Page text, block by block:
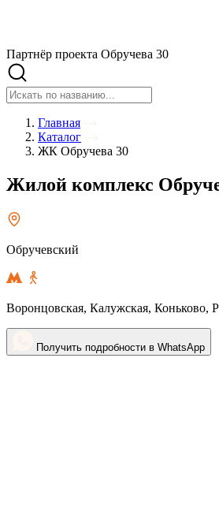
Партнёр проекта Обручева 30
Главная
Каталог
ЖК Обручева 30
Жилой комплекс
Обручевский
Воронцовская, Калужская, Коньково,
Получить подробности в WhatsApp